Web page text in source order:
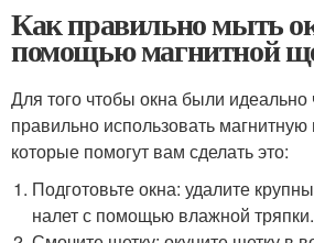
Как правильно мыть
помощью магнитной
Для того чтобы окна были
правильно использовать
которые помогут вам сделать это:
Подготовьте окна: удалите
налет с помощью влажной тряпки.